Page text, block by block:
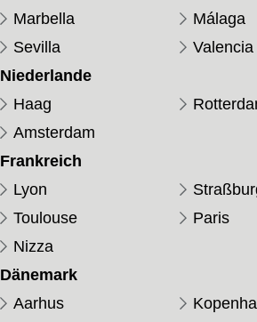
Marbella
Málaga
Sevilla
Valencia
Niederlande
Haag
Amsterdam
Frankreich
Lyon
Toulouse
Paris
Nizza
Dänemark
Aarhus